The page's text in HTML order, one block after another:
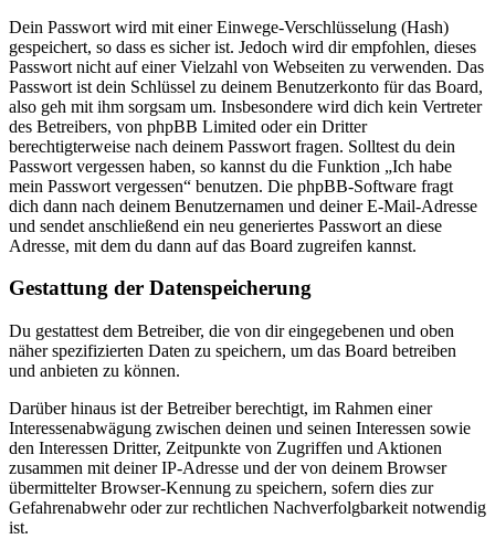
Dein Passwort wird mit einer Einwege-Verschlüsselung (Hash)
gespeichert, so dass es sicher ist. Jedoch wird dir empfohlen, dieses
Passwort nicht auf einer Vielzahl von Webseiten zu verwenden. Das
Passwort ist dein Schlüssel zu deinem Benutzerkonto für das Board,
also geh mit ihm sorgsam um. Insbesondere wird dich kein Vertreter
des Betreibers, von phpBB Limited oder ein Dritter
berechtigterweise nach deinem Passwort fragen. Solltest du dein
Passwort vergessen haben, so kannst du die Funktion „Ich habe
mein Passwort vergessen“ benutzen. Die phpBB-Software fragt
dich dann nach deinem Benutzernamen und deiner E-Mail-Adresse
und sendet anschließend ein neu generiertes Passwort an diese
Adresse, mit dem du dann auf das Board zugreifen kannst.
Gestattung der Datenspeicherung
Du gestattest dem Betreiber, die von dir eingegebenen und oben
näher spezifizierten Daten zu speichern, um das Board betreiben
und anbieten zu können.
Darüber hinaus ist der Betreiber berechtigt, im Rahmen einer
Interessenabwägung zwischen deinen und seinen Interessen sowie
den Interessen Dritter, Zeitpunkte von Zugriffen und Aktionen
zusammen mit deiner IP-Adresse und der von deinem Browser
übermittelter Browser-Kennung zu speichern, sofern dies zur
Gefahrenabwehr oder zur rechtlichen Nachverfolgbarkeit notwendig
ist.